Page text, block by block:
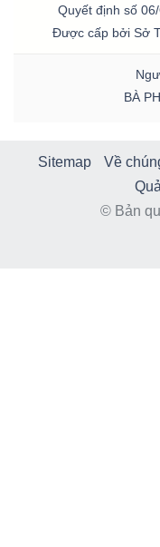
Quyết định số
Được cấp bởi Sở
BÀ
Sitemap Về
© Bản